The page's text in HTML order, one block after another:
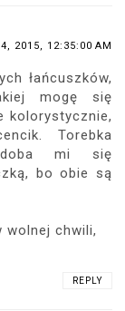
2015, 12:35:00 AM
łańcuszków,
mogę się
kolorystycznie,
Torebka
mi się
bo obie są
wolnej chwili,
REPLY